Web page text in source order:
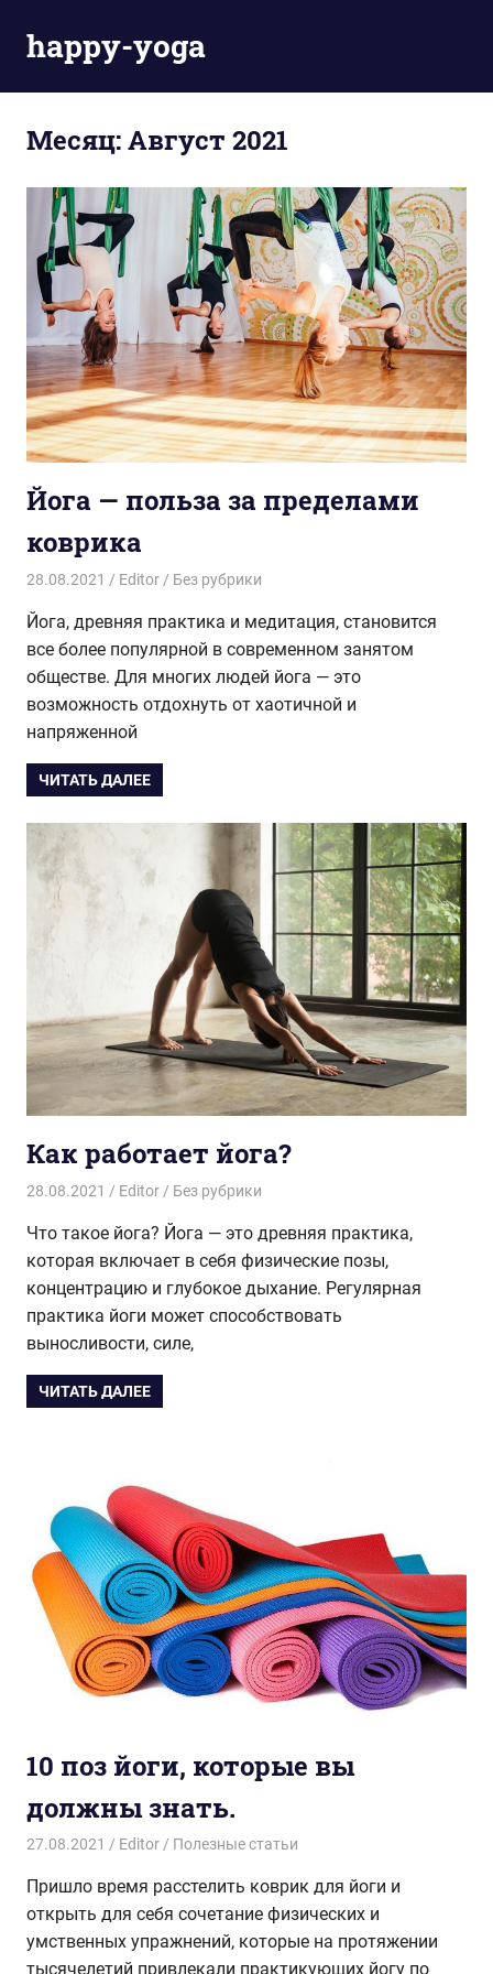
перейти
к
happy-yoga
сайт
Месяц:Август 2021
Йога — польза за пределами
коврика
28.08.2021 Editor Без рубрики
Йога, древняя практика и медитация, становится
все более популярной в современном занятом
обществе. Для многих людей йога — это
возможность отдохнуть от хаотичной и
напряженной
ЧИТАТЬ ДАЛЕЕ
Как работает йога?
28.08.2021 Editor Без рубрики
Что такое йога? Йога — это древняя практика,
которая включает в себя физические позы,
концентрацию и глубокое дыхание. Регулярная
практика йоги может способствовать
выносливости, силе,
ЧИТАТЬ ДАЛЕЕ
10 поз йоги, которые вы
должны знать.
27.08.2021 Editor Полезные статьи
Пришло время расстелить коврик для йоги и
открыть для себя сочетание физических и
умственных упражнений, которые на протяжении
тысячелетий привлекали практикующих йогу по